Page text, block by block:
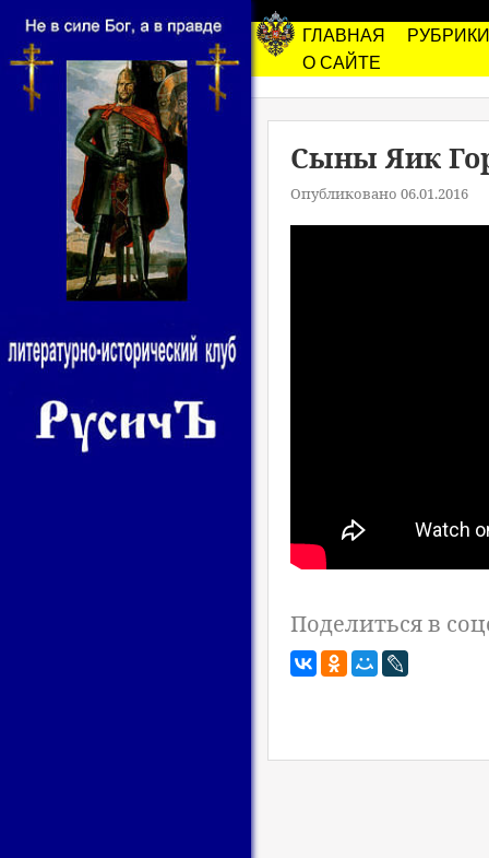
ГЛАВНАЯ
РУБРИКИ
О САЙТЕ
Сыны Яик
Опубликовано 06.01.2016
Поделиться в